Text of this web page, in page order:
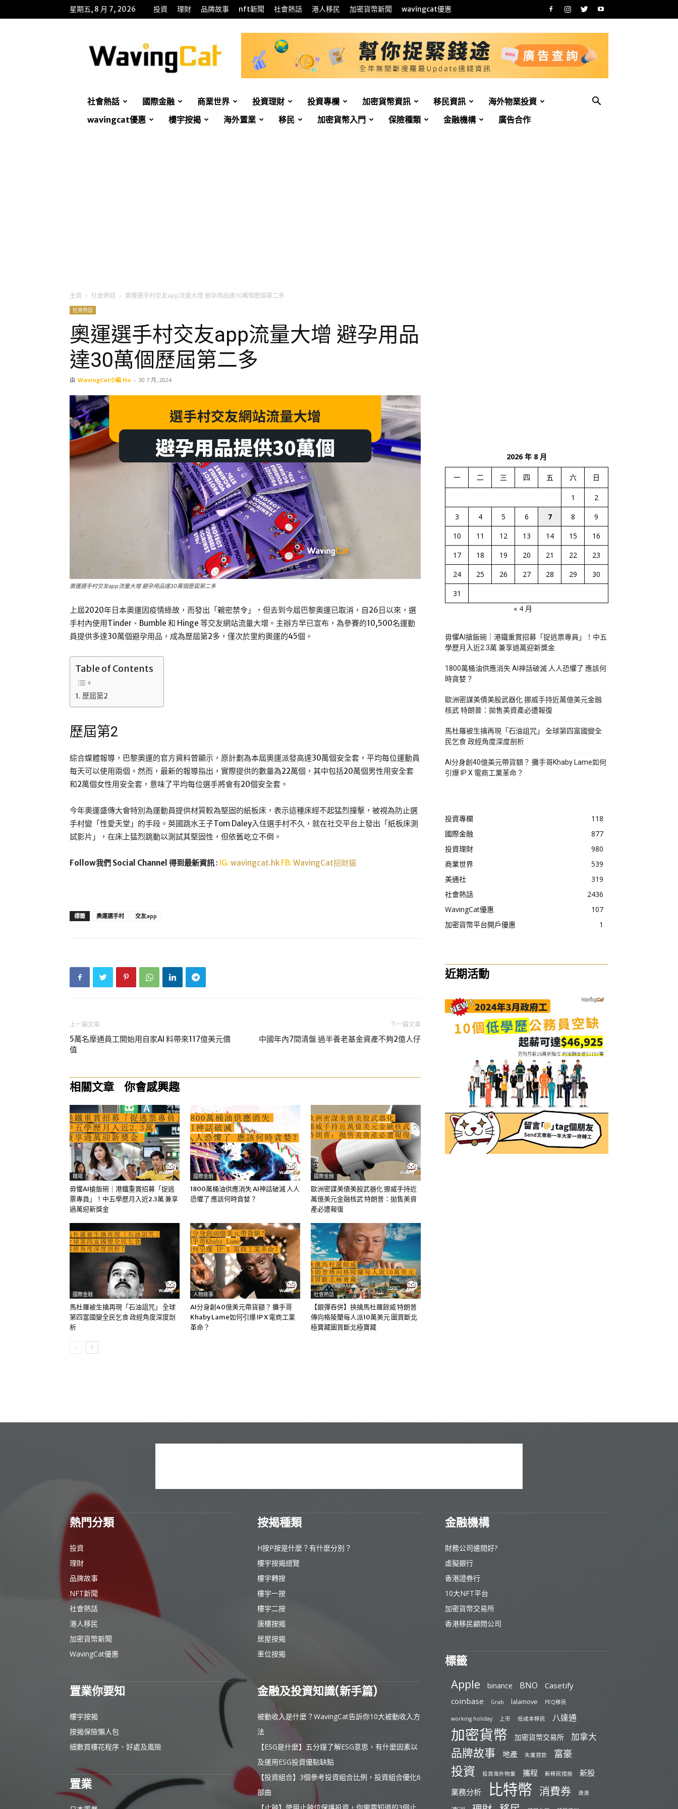
星期五, 8 月 7, 2026 投資 理財 品牌故事 nft新聞 社會熱話 港人移民 加密貨幣新聞 wavingcat優惠
招
財
貓
社會熱話 國際金融 商業世界 投資理財 投資專欄 加密貨幣資訊 移民資訊
海外物業投資
wavingcat優惠
樓宇按揭 海外置業 移民 加密貨幣入門 保險種類 金融機構 廣告合作
主頁 社會熱話 奧運選手村交友app流量大增 避孕用品達30萬個歷屆第二多
社會熱話
奧運選手村交友app流量大增 避孕用品
達30萬個歷屆第二多
由 WavingCat小編 Ho - 30 7 月, 2024
奧運選手村交友app流量大增 避孕用品達30萬個歷屆第二多
上屆2020年日本奧運因疫情綠故，而發出「親密禁令」，但去到今屆巴黎奧運已取消，自26日以來，選
手村內使用Tinder、Bumble 和 Hinge 等交友網站流量大增。主辦方早已宣布，為參賽的10,500名運動
員提供多達30萬個避孕用品，成為歷屆第2多，僅次於里約奧運的45個。
Table of Contents
歷屆第2
歷屆第2
綜合媒體報導，巴黎奧運的官方資料曾顯示，原計劃為本屆奧運派發高達30萬個安全套，平均每位運動員
每天可以使用兩個。然而，最新的報導指出，實際提供的數量為22萬個，其中包括20萬個男性用安全套
和2萬個女性用安全套，意味了平均每位選手將會有20個安全套。
今年奧運盛傳大會特別為運動員提供材質較為堅固的紙板床，表示這種床經不起猛烈撞擊，被視為防止選
手村變「性愛天堂」的手段。英國跳水王子Tom Daley入住選手村不久，就在社交平台上發出「紙板床測
試影片」，在床上猛烈跳動以測試其堅固性，但依舊屹立不倒。
Follow我們 Social Channel 得到最新資訊 : IG: wavingcat.hkFB: WavingCat招財貓
標籤 奧運選手村 交友app
上一篇文章
5萬名摩通員工開始用自家AI 料帶來117億美元價
值
下一篇文章
中國年內7間清盤 過半養老基金資產不夠2億人仔
相關文章 你會感興趣
職場
毋懼AI搶飯碗｜港鐵重賞招募「捉逃
票專員」！中五學歷月入近2.3萬 兼享
過萬迎新獎金
國際金融
1800萬桶油供應消失 AI神話破滅 人人
恐懼了 應該何時貪婪？
國際金融
歐洲密謀美債美股武器化 挪威手持近
萬億美元金融核武 特朗普：拋售美資
產必遭報復
國際金融
馬杜羅被生擒再現「石油詛咒」 全球
第四富國變全民乞食 政經角度深度剖
析
人物故事
AI分身創40億美元帶貨額？ 攤手哥
Khaby Lame如何引爆 IP X 電商工業
革命？
社會熱話
【銀彈吞併】挾擒馬杜羅餘威 特朗普
傳向格陵蘭每人派10萬美元 圖買斷北
極寶藏圖買斷北極寶藏
2026 年 8 月
一 二 三 四 五 六 日
1
2
3
4 5 6 7 8
9
10
11 12 13 14 15
16
17
18 19 20 21 22
23
24
25 26 27 28 29
30
31
« 4 月
毋懼AI搶飯碗｜港鐵重賞招募「捉逃票專員」！中五
學歷月入近2.3萬 兼享過萬迎新獎金
1800萬桶油供應消失 AI神話破滅 人人恐懼了 應該何
時貪婪？
歐洲密謀美債美股武器化 挪威手持近萬億美元金融
核武 特朗普：拋售美資產必遭報復
馬杜羅被生擒再現「石油詛咒」 全球第四富國變全
民乞食 政經角度深度剖析
AI分身創40億美元帶貨額？ 攤手哥Khaby Lame如何
引爆 IP X 電商工業革命？
投資專欄
118
國際金融
877
投資理財
980
商業世界
539
美通社
319
社會熱話
2436
WavingCat優惠
107
加密貨幣平台開戶優惠
1
近期活動
熱門分類
投資
理財
品牌故事
NFT新聞
社會熱話
港人移民
加密貨幣新聞
WavingCat優惠
置業你要知
樓宇按揭
按揭保險懶人包
細數買樓花程序、好處及風險
置業
按揭種類
H按P按是什麼？有什麼分別？
樓宇按揭總覽
樓宇轉按
樓宇一按
樓宇二按
唐樓按揭
居屋按揭
車位按揭
金融及投資知識(新手篇)
被動收入是什麼？WavingCat告訴你10大被動收入方
法
【ESG是什麼】五分鐘了解ESG意思，有什麼因素以
及運用ESG投資優點缺點
【投資組合】3個參考投資組合比例，投資組合優化6
部曲
金融機構
財務公司邊間好?
虛擬銀行
香港證券行
10大NFT平台
加密貨幣交易所
香港移民顧問公司
標籤
Apple binance BNO
Casetify
coinbase
Grab lalamove PEQ移民
working holiday 上市 低成本移民 八達通
加密貨幣 加密貨幣交易所 加拿大
品牌故事 地產 失業貸款 富豪
投資 投資海外物業 攜程 新移民措施
新股
業務分析
比特幣 消費券 滴滴